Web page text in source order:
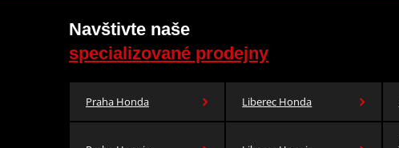
Navštivte naše
specializované prodejny
Praha Honda Liberec Honda